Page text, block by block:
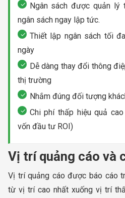
Ngân sách được quản lý
ngân sách ngay lập tức.
Thiết lập ngân sách tối
ngày
Dễ dàng thay đổi thông
thị trường
Nhắm đúng đối tượng
Chi phí thấp hiệu quả
vốn đầu tư ROI)
Vị trí quảng cáo và
Vị trí quảng cáo được báo cáo
từ vị trí cao nhất xuống vị trí